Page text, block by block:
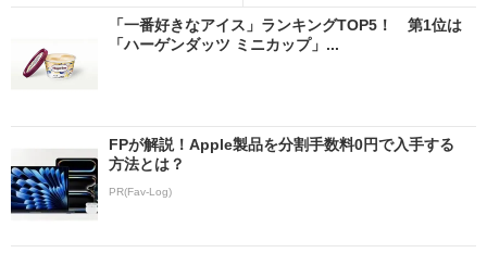
「一番好きなアイス」ランキングTOP5！ 第1位は
「ハーゲンダッツ ミニカップ」...
FPが解説！Apple製品を分割手数料0円で入手する
方法とは？
PR(Fav-Log)